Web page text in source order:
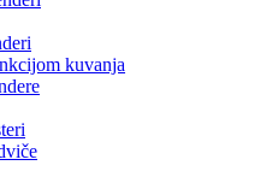
kuvanja